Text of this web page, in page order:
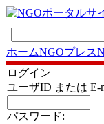
ホームNGOプレス
ログイン
ユーザID または E-
パスワード: